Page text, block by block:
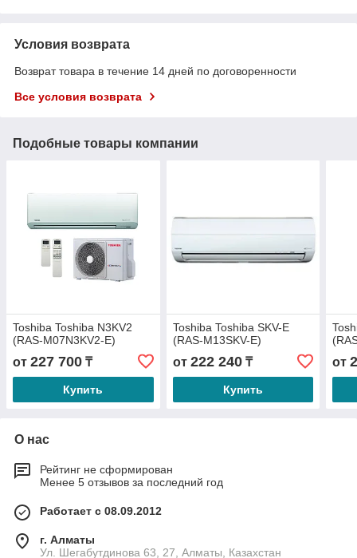
Условия возврата
Возврат товара в течение 14 дней по договоренности
Все условия возврата
Подобные товары компании
Toshiba Toshiba N3KV2
(RAS-M07N3KV2-E)
от 227 700 ₸
Купить
Toshiba Toshiba SKV-E
(RAS-M13SKV-E)
от 222 240₸
Купить
от
О нас
Рейтинг не сформирован
Менее 5 отзывов за последний год
Работает с 08.09.2012
г. Алматы
Ул. Шегабутдинова 63, 27, Алматы, Казахстан